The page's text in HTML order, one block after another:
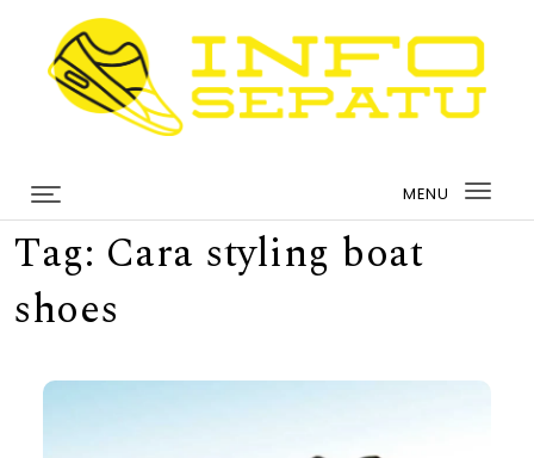
Skip to content
MENU
Tag: Cara styling boat
shoes